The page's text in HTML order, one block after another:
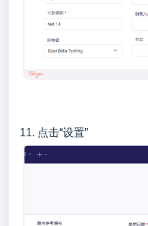
11. 点击“设置”